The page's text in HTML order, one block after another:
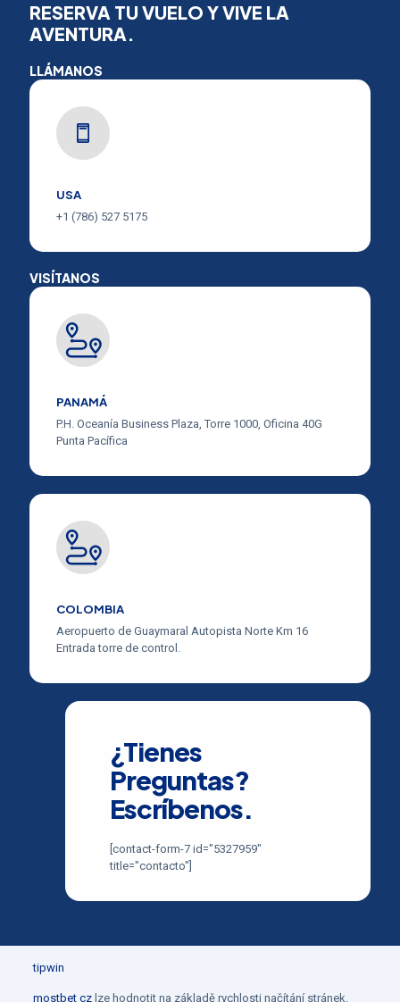
RESERVA TU VUELO Y VIVE LA
AVENTURA.
LLÁMANOS
USA
+1 (786) 527 5175
VISÍTANOS
PANAMÁ
P.H. Oceanía Business Plaza, Torre 1000, Oficina 40G
Punta Pacífica
COLOMBIA
Aeropuerto de Guaymaral Autopista Norte Km 16
Entrada torre de control.
¿Tienes
Preguntas?
Escríbenos.
[contact-form-7 id="5327959"
title="contacto"]
tipwin
mostbet czlze hodnotit na základě rychlosti načítání stránek.